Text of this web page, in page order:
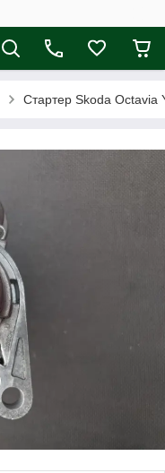
Стартер Skoda Octavia